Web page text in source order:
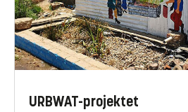
URBWAT-projektet